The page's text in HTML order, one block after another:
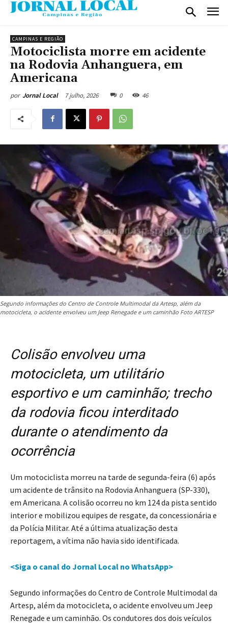
CAMPINAS E REGIÃO
Motociclista morre em acidente
na Rodovia Anhanguera, em
Americana
por Jornal Local 7 julho, 2026 0 46
Segundo informações do Centro de Controle Multimodal da Artesp, além da
motocicleta, o acidente envolveu um Jeep Renegade e um caminhão Foto ARTESP
Colisão envolveu uma
motocicleta, um utilitário
esportivo e um caminhão; trecho
da rodovia ficou interditado
durante o atendimento da
ocorrência
Um motociclista morreu na tarde de segunda-feira (6) após
um acidente de trânsito na Rodovia Anhanguera (SP-330),
em Americana. A colisão ocorreu no km 124 da pista sentido
interior e mobilizou equipes de resgate, da concessionária e
da Polícia Militar. Até a última atualização desta
reportagem, a vítima não havia sido identificada.
<Siga o canal do Jornal Local no WhatsApp>
Segundo informações do Centro de Controle Multimodal da
Artesp, além da motocicleta, o acidente envolveu um Jeep
Renegade e um caminhão. Os condutores dos dois veículos